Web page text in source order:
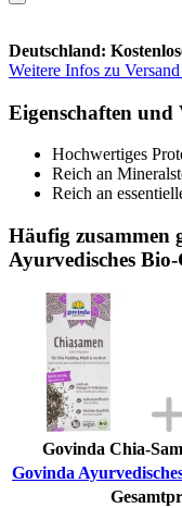
Deutschland:
Weitere Infos zu
Eigenschaften und
Hochwertiges
Reich an
Reich an
Häufig zusammen
Ayurvedisches Bio-
Govinda Chia-
Govinda